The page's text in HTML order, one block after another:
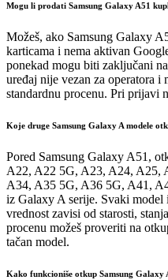
Mogu li prodati Samsung Galaxy A51
Možeš, ako Samsung Galaxy
karticama i nema aktivan
ponekad mogu biti zaključani
uređaj nije vezan za operatora i
standardnu procenu. Pri prijavi
Koje druge Samsung Galaxy A modele
Pored Samsung Galaxy A51,
A22, A22 5G, A23, A24, A25,
A34, A35 5G, A36 5G, A41,
iz Galaxy A serije. Svaki model
vrednost zavisi od starosti,
procenu možeš proveriti na
tačan model.
Kako funkcioniše otkup Samsung Galaxy